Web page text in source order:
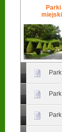
Parki